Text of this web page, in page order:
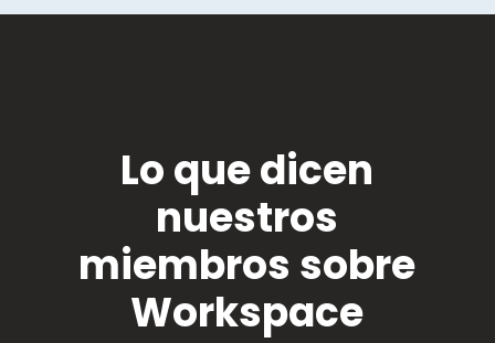
Lo que dicen
nuestros
miembros sobre
Workspace